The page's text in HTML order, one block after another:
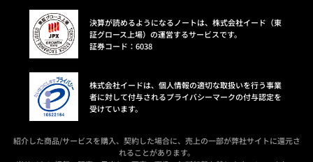
決算が読めるようになるノートは、株式会社イード（東
証グロース上場）の運営するサービスです。
証券コード：6038
株式会社イードは、個人情報の適切な取扱いを行う事業
者に対して付与されるプライバシーマークの付与認定を
受けています。
紹介した商品/サービスを購入、契約した場合に、売上の一部が弊社サイトに還元さ
れることがあります。